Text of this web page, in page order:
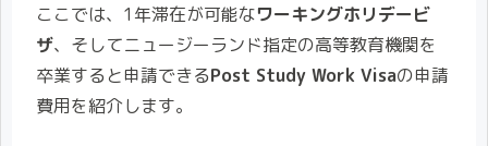
ここでは、1年滞在が可能なワーキングホリデービ
ザ、そしてニュージーランド指定の高等教育機関を
卒業すると申請できるPost Study Work Visaの申請
費用を紹介します。